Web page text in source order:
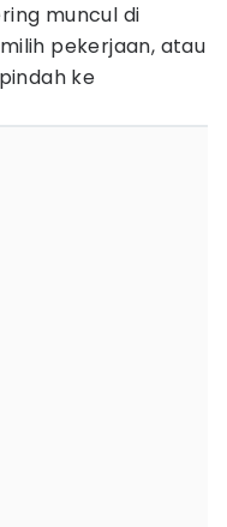
muncul di
pekerjaan, atau
ke